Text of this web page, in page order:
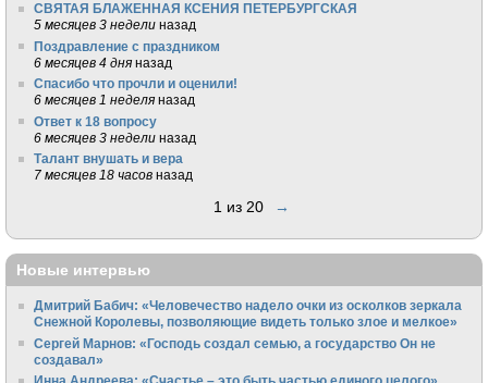
СВЯТАЯ БЛАЖЕННАЯ КСЕНИЯ ПЕТЕРБУРГСКАЯ
5 месяцев 3 недели назад
Поздравление с праздником
6 месяцев 4 дня назад
Спасибо что прочли и оценили!
6 месяцев 1 неделя назад
Ответ к 18 вопросу
6 месяцев 3 недели назад
Талант внушать и вера
7 месяцев 18 часов назад
1 из 20 →
Новые интервью
Дмитрий Бабич: «Человечество надело очки из осколков зеркала
Снежной Королевы, позволяющие видеть только злое и мелкое»
Сергей Марнов: «Господь создал семью, а государство Он не
создавал»